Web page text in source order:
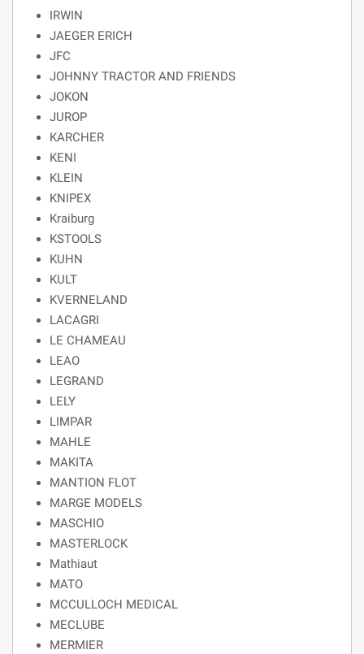
IRWIN
JAEGER ERICH
JFC
JOHNNY TRACTOR AND FRIENDS
JOKON
JUROP
KARCHER
KENI
KLEIN
KNIPEX
Kraiburg
KSTOOLS
KUHN
KULT
KVERNELAND
LACAGRI
LE CHAMEAU
LEAO
LEGRAND
LELY
LIMPAR
MAHLE
MAKITA
MANTION FLOT
MARGE MODELS
MASCHIO
MASTERLOCK
Mathiaut
MATO
MCCULLOCH MEDICAL
MECLUBE
MERMIER